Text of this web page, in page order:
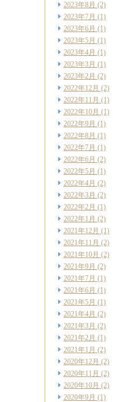
2023年8月 (2)
2023年7月 (1)
2023年6月 (1)
2023年5月 (1)
2023年4月 (1)
2023年3月 (1)
2023年2月 (2)
2022年12月 (2)
2022年11月 (1)
2022年10月 (1)
2022年9月 (1)
2022年8月 (1)
2022年7月 (1)
2022年6月 (2)
2022年5月 (1)
2022年4月 (2)
2022年3月 (2)
2022年2月 (1)
2022年1月 (2)
2021年12月 (1)
2021年11月 (2)
2021年10月 (2)
2021年9月 (2)
2021年7月 (1)
2021年6月 (1)
2021年5月 (1)
2021年4月 (2)
2021年3月 (2)
2021年2月 (1)
2021年1月 (2)
2020年12月 (2)
2020年11月 (2)
2020年10月 (2)
2020年9月 (1)